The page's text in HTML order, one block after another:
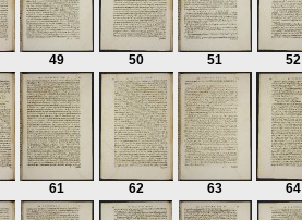
49 50 51 52
61 62 63 64